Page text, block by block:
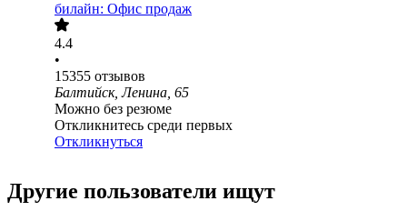
билайн: Офис продаж
4.4
•
15355 отзывов
Балтийск, Ленина, 65
Можно без резюме
Откликнитесь среди первых
Откликнуться
Другие пользователи ищут